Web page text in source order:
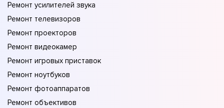
Ремонт усилителей звука
Ремонт телевизоров
Ремонт проекторов
Ремонт видеокамер
Ремонт игровых приставок
Ремонт ноутбуков
Ремонт фотоаппаратов
Ремонт объективов